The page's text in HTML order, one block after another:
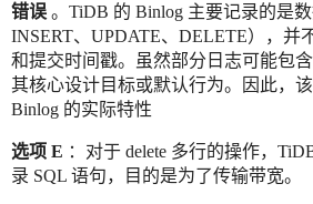
错误 。TiDB 的 Binlog 主要记录的是
INSERT、UPDATE、DELETE），并
和提交时间戳。虽然部分日志可能包
其核心设计目标或默认行为。因此，
Binlog 的实际特性
选项 E ：对于 delete 多行的操作，
录 SQL 语句，目的是为了传输带宽。